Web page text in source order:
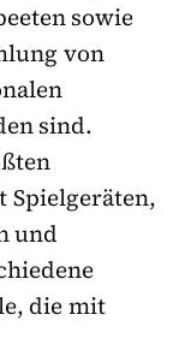
sowie
von
sind.
Spielgeräten,
und
die mit